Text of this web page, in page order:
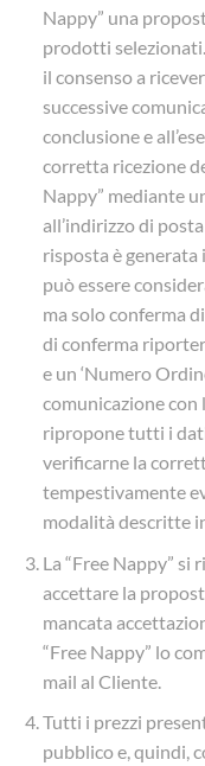
Nappy” una
prodotti selezionati.
il consenso a
successive
conclusione e
corretta ricezione
Nappy” mediante
all’indirizzo di
risposta è
può essere
ma solo conferma
di conferma
e un ‘Numero
comunicazione con
ripropone tutti i
verificarne la
tempestivamente
modalità descritte
La “Free Nappy” si
accettare la
mancata
“Free Nappy” lo
mail al Cliente.
Tutti i prezzi
pubblico e, quindi,